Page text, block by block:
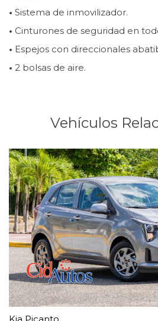
• Sistema de inmovilizador.
• Cinturones de seguridad en
• Espejos con direccionales
• 2 bolsas de aire.
Vehículos
Kia Picanto